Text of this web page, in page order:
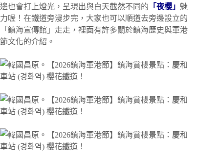
邊也會打上燈光，呈現出與白天截然不同的 「夜櫻」 魅
力喔！在鐵道旁漫步完，大家也可以順道去旁邊設立的
「鎮海宣傳館」走走，裡面有許多關於鎮海歷史與軍港
節文化的介紹。